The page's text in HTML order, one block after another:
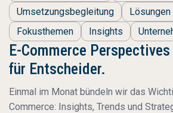
Umsetzungsbegleitung
Lösungen
Fokusthemen
Insights
E-Commerce
für Entscheider.
Einmal im Monat bündeln wir das
Commerce: Insights, Trends und